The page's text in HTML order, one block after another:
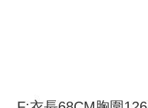
dibuat, atau jika permohonan